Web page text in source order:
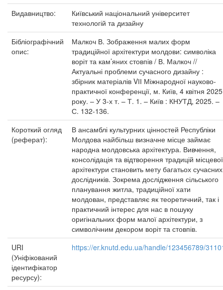
Видавництво:
Київський національний університет
технологій та дизайну
Бібліографічний
опис:
Малкоч В. Зображення малих форм
традиційної архітектури молдови: символіка
воріт та кам’яних стовпів / В. Малкоч //
Актуальні проблеми сучасного дизайну :
збірник матеріалів VІІ Міжнародної науково-
практичної конференції, м. Київ, 4 квітня 2025
року. – У 3-х т. – Т. 1. – Київ : КНУТД, 2025. –
С. 132-136.
Короткий огляд
(реферат):
В ансамблі культурних цінностей Республіки
Молдова найбільш визначне місце займає
народна молдовська архітектура. Вивчення,
консолідація та відтворення традицій місцевої
архітектури становить мету багатьох сучасних
дослідників. Зокрема дослідження сільського
планування житла, традиційної хати
молдован, представляє як теоретичний, так і
практичний інтерес для нас в пошуку
оригінальних форм малої архітектури, з
символічним декором воріт та стовпів.
URI
(Уніфікований
ідентифікатор
ресурсу):
https://er.knutd.edu.ua/handle/123456789/